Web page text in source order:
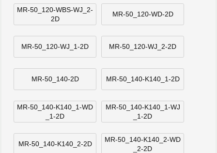
MR-50_120-WBS-WJ_2-
2D
MR-50_120-WD-2D
MR-50_120-WJ_1-2D MR-50_120-WJ_2-2D
MR-50_140-2D MR-50_140-K140_1-2D
MR-50_140-K140_1-WD
_1-2D
MR-50_140-K140_1-WJ
_1-2D
MR-50_140-K140_2-2D
MR-50_140-K140_2-WD
_2-2D